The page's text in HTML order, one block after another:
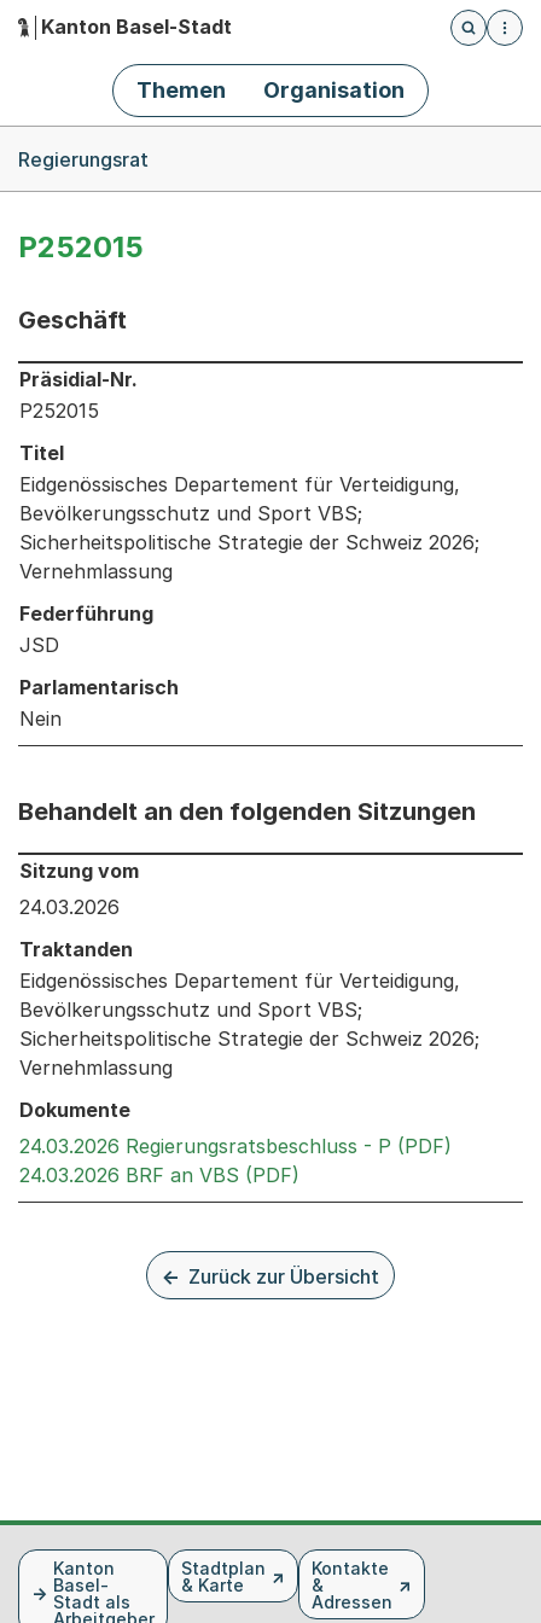
Hauptnavigation
Kanton Basel-Stadt
Öffnet
Themen Organisation
Regierungsrat
P252015
Geschäft
Informationen zum Ausgewählten Geschäft
Präsidial-Nr.
P252015
Titel
Eidgenössisches Departement für Verteidigung,
Bevölkerungsschutz und Sport VBS;
Sicherheitspolitische Strategie der Schweiz 2026;
Vernehmlassung
Federführung
JSD
Parlamentarisch
Nein
Behandelt an den folgenden Sitzungen
Behandelt an den folgenden Sitzungen: Informationen
Sitzung vom
24.03.2026
Traktanden
Eidgenössisches Departement für Verteidigung,
Bevölkerungsschutz und Sport VBS;
Sicherheitspolitische Strategie der Schweiz 2026;
Vernehmlassung
Dokumente
24.03.2026 Regierungsratsbeschluss - P (PDF)
24.03.2026 BRF an VBS (PDF)
Zurück zur Übersicht
FusszeileKanton
Basel-
Stadt als
Arbeitgeber
Stadtplan
& Karte
Kontakte
&
Adressen